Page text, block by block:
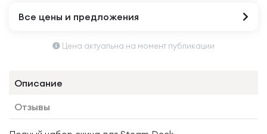
Все цены и предложения
Цена актуальна на момент публикации
Описание
Отзывы